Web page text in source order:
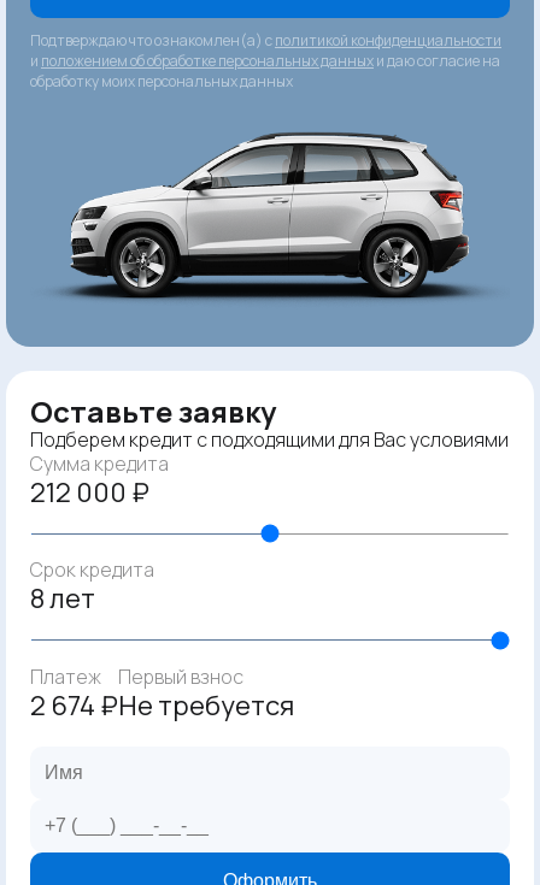
Подтверждаю что ознакомлен(а) сполитикой конфиденциальности
и положением об обработке персональных данныхи даю согласие на
обработку моих персональных данных
Оставьте заявку
Подберем кредит с подходящими для Вас условиями
Сумма кредита
212 000 ₽
Срок кредита
8 лет
Платеж
2 674 ₽
Первый взнос
Не требуется
Оформить